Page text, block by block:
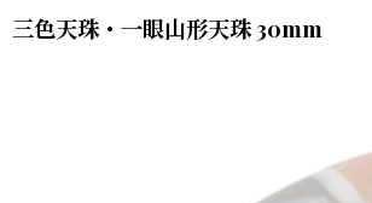
三色天珠・一眼山形天珠 30mm